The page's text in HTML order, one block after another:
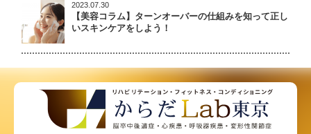
2023.07.30
【美容コラム】ターンオーバーの仕組みを知って正し
いスキンケアをしよう！